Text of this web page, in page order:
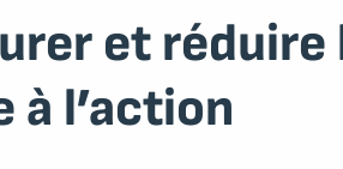
et
à l’action